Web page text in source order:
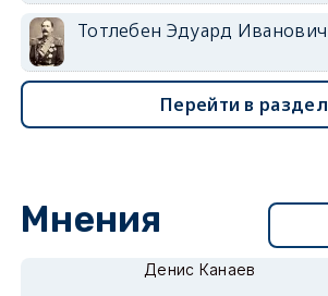
Тотлебен Эдуард Иванович
Перейти в раздел
Мнения
Денис Канаев